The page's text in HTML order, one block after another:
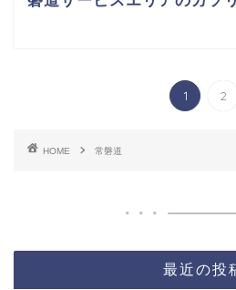
1 2
HOME 常磐道
最近の投